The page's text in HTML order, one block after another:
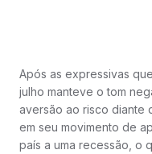
Após as expressivas
julho manteve o tom
aversão ao risco diante
em seu movimento de
país a uma recessão, o